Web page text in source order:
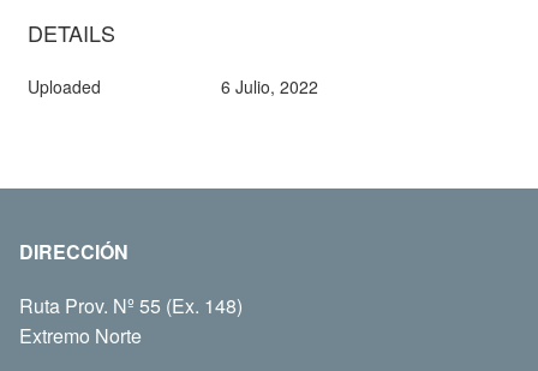
DETAILS
Uploaded 6 Julio, 2022
DIRECCIÓN
Ruta Prov. Nº 55 (Ex. 148)
Extremo Norte